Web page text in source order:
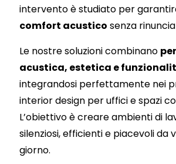
intervento è studiato per
comfort acustico senza
Le nostre soluzioni combinano
acustica, estetica e
integrandosi perfettamente nei
interior design per uffici e spazi
L’obiettivo è creare ambienti di
silenziosi, efficienti e piacevoli da
giorno.